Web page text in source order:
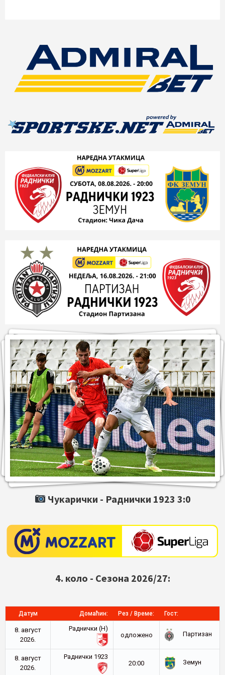
Чукарички - Раднички 1923 3:0
4. коло - Сезона 2026/27:
Датум Домаћин: Рез / Време: Гост:
8. август
2026.
Раднички (Н)
oдложено
Партизан
8. август
2026.
Раднички 1923
20:00
Земун